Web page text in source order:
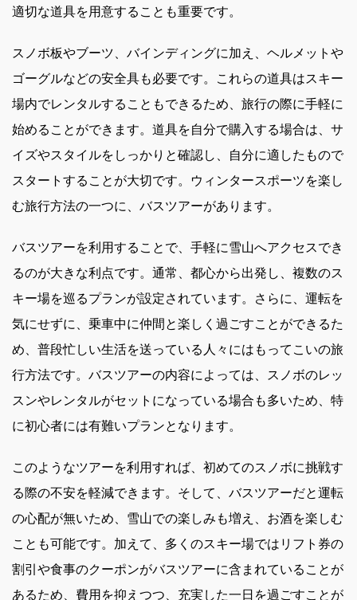
適切な道具を用意することも重要です。
スノボ板やブーツ、バインディングに加え、ヘルメットや
ゴーグルなどの安全具も必要です。これらの道具はスキー
場内でレンタルすることもできるため、旅行の際に手軽に
始めることができます。道具を自分で購入する場合は、サ
イズやスタイルをしっかりと確認し、自分に適したもので
スタートすることが大切です。ウィンタースポーツを楽し
む旅行方法の一つに、バスツアーがあります。
バスツアーを利用することで、手軽に雪山へアクセスでき
るのが大きな利点です。通常、都心から出発し、複数のス
キー場を巡るプランが設定されています。さらに、運転を
気にせずに、乗車中に仲間と楽しく過ごすことができるた
め、普段忙しい生活を送っている人々にはもってこいの旅
行方法です。バスツアーの内容によっては、スノボのレッ
スンやレンタルがセットになっている場合も多いため、特
に初心者には有難いプランとなります。
このようなツアーを利用すれば、初めてのスノボに挑戦す
る際の不安を軽減できます。そして、バスツアーだと運転
の心配が無いため、雪山での楽しみも増え、お酒を楽しむ
ことも可能です。加えて、多くのスキー場ではリフト券の
割引や食事のクーポンがバスツアーに含まれていることが
あるため、費用を抑えつつ、充実した一日を過ごすことが